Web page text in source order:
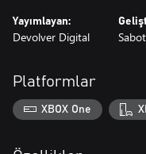
Yayımlayan:
Devolver Digital
Platformlar
XBOX One